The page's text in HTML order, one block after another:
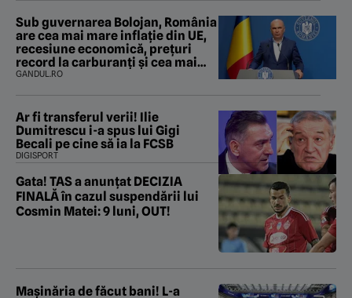
Sub guvernarea Bolojan, România
are cea mai mare inflație din UE,
recesiune economică, prețuri
record la carburanți și cea mai
gravă criză energetică de la
dacă își cere scuze
GANDUL.RO
Ar fi transferul verii! Ilie
Dumitrescu i-a spus lui Gigi
Becali pe cine să ia la FCSB
DIGISPORT
Gata! TAS a anunțat DECIZIA
FINALĂ în cazul suspendării lui
Cosmin Matei: 9 luni, OUT!
Mașinăria de făcut bani! L-a